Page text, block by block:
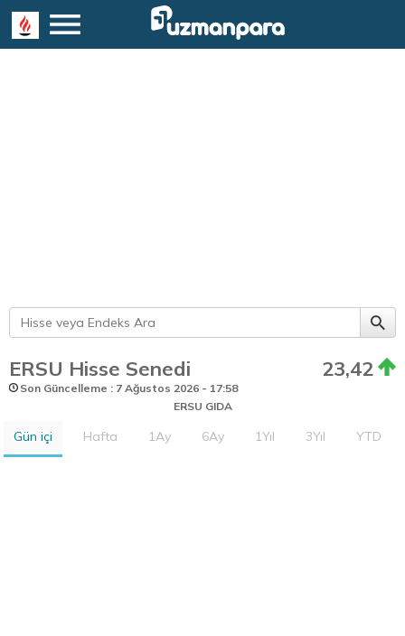
ERSU Hisse Senedi 23,42
Son Güncelleme : 7 Ağustos 2026 - 17:58
ERSU GIDA
Gün içi Hafta 1Ay 6Ay 1Yıl 3Yıl YTD